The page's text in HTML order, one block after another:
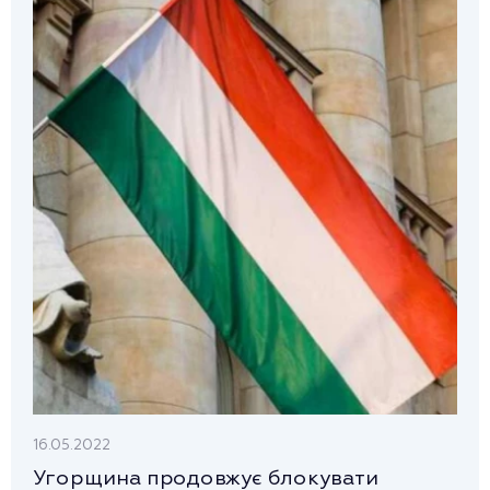
16.05.2022
Угорщина продовжує блокувати